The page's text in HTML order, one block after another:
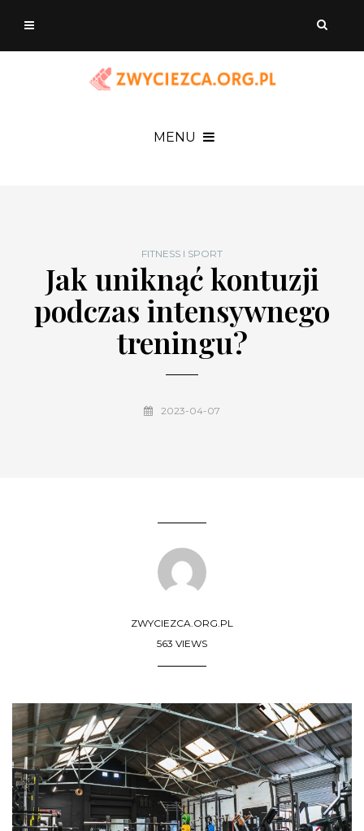
MENU
FITNESS I SPORT
Jak uniknąć kontuzji
podczas intensywnego
treningu?
2023-04-07
ZWYCIEZCA.ORG.PL
563 VIEWS